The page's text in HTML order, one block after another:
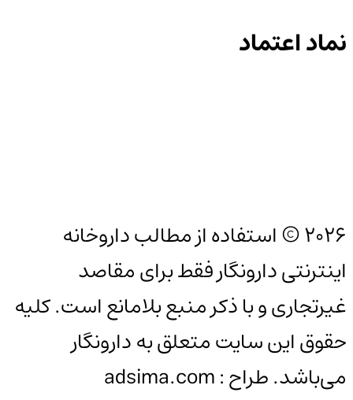
نماد اعتماد
2026 © استفاده از مطالب داروخانه
اینترنتی دارونگار فقط برای مقاصد
غیرتجاری و با ذکر منبع بلامانع است. کلیه
حقوق این سایت متعلق به دارونگار
می‌باشد. طراح : adsima.com